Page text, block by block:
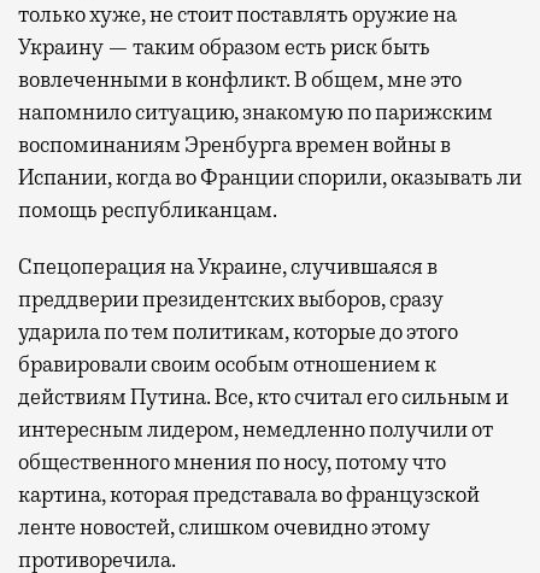
только хуже, не стоит поставлять оружие на
Украину — таким образом есть риск быть
вовлеченными в конфликт. В общем, мне это
напомнило ситуацию, знакомую по парижским
воспоминаниям Эренбурга времен войны в
Испании, когда во Франции спорили, оказывать ли
помощь республиканцам.
Спецоперация на Украине, случившаяся в
преддверии президентских выборов, сразу
ударила по тем политикам, которые до этого
бравировали своим особым отношением к
действиям Путина. Все, кто считал его сильным и
интересным лидером, немедленно получили от
общественного мнения по носу, потому что
картина, которая представала во французской
ленте новостей, слишком очевидно этому
противоречила.